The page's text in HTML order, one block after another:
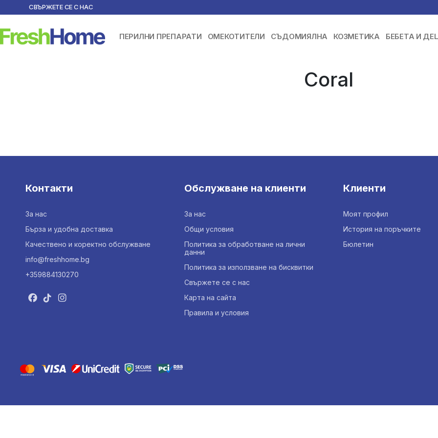
СВЪРЖЕТЕ СЕ С НАС
ПЕРИЛНИ ПРЕПАРАТИ ОМЕКОТИТЕЛИ СЪДОМИЯЛНА КОЗМЕТИКА БЕБЕТА И
Coral
Контакти
За нас
Бърза и удобна доставка
Качествено и коректно обслужване
info@freshhome.bg
+359884130270
Обслужване на клиенти
За нас
Общи условия
Политика за обработване на лични
данни
Политика за използване на бисквитки
Свържете се с нас
Карта на сайта
Правила и условия
Клиенти
Моят профил
История на поръчките
Бюлетин